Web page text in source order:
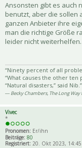
Ansonsten gibt es auch
benutzt, aber die sollen
ganzen Anbieter ihre
man die richtige Größe
leider nicht weiterhelfen.
“Ninety percent of all
“What causes the other ten
“Natural disasters,” said Nib.”
― Becky Chambers, The Long Way
Vivec
*
Pronomen: Er/ihn
Beiträge: 80
Registriert: 20. Okt 2023, 14:45